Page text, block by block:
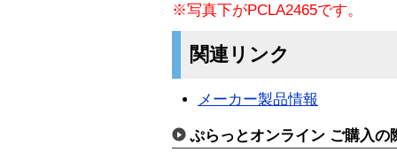
※写真下がPCLA2465です。
関連リンク
メーカー製品情報
ぷらっとオンライン ご購入の